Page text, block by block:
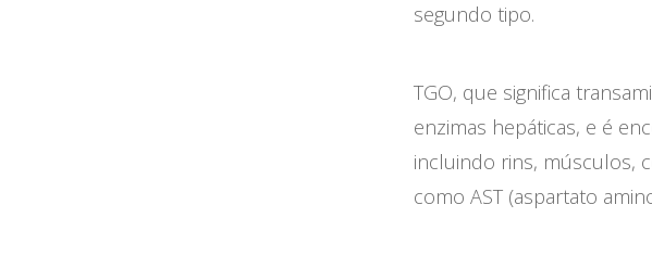
segundo tipo.
TGO, que significa
enzimas hepáticas, e é
incluindo rins, músculos,
como AST (aspartato